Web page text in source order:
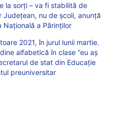
la sorți – va fi stabilită de
nu de școli, anunță
Națională a Părinților
2021, în jurul lunii martie.
alfabetică în clase “eu aș
de stat din Educație
preuniversitar